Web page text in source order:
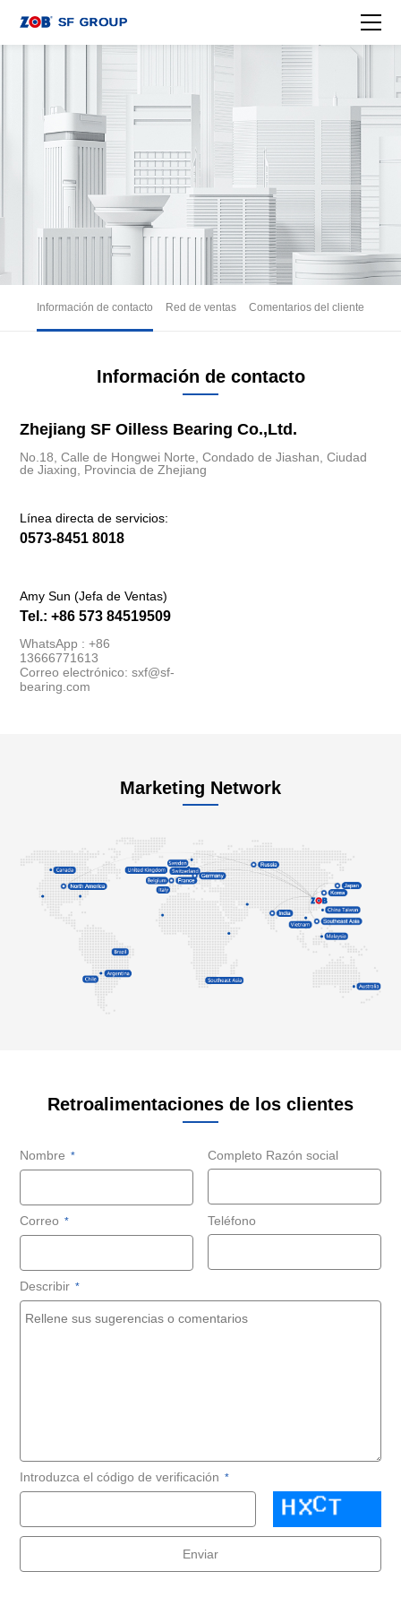
Información de contacto Red de ventas Comentarios del cliente
Información de contacto
Zhejiang SF Oilless Bearing Co.,Ltd.
No.18, Calle de Hongwei Norte, Condado de Jiashan, Ciudad
de Jiaxing, Provincia de Zhejiang
Línea directa de servicios:
0573-8451 8018
Amy Sun (Jefa de Ventas)
Tel.: +86 573 84519509
WhatsApp : +86
13666771613
Correo electrónico: sxf@sf-
bearing.com
Marketing Network
Retroalimentaciones de los clientes
Nombre * Completo Razón social
Correo * Teléfono
Describir *
Introduzca el código de verificación *